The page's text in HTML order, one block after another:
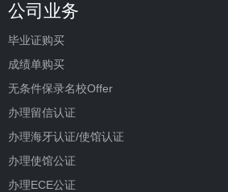
公司业务
毕业证购买
成绩单购买
无条件保录名校Offer
办理留信认证
办理海牙认证/使馆认证
办理使馆公证
办理ECE公证